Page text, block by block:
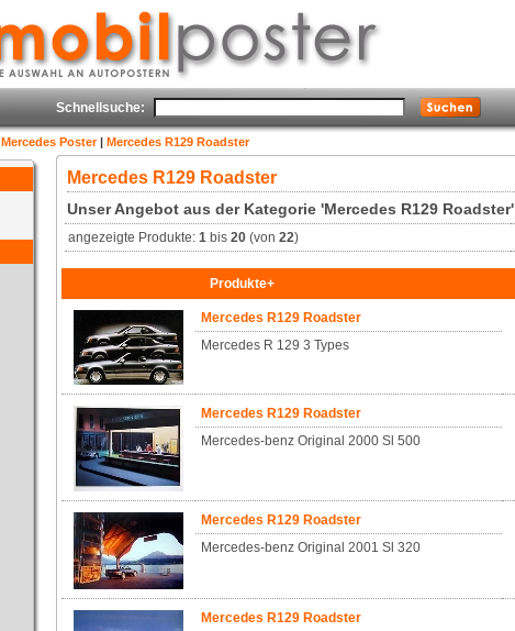
Schnellsuche:
Mercedes Poster| Mercedes R129 Roadster
Mercedes R129 Roadster
Unser Angebot aus der Kategorie 'Mercedes R129 Roadster'
angezeigte Produkte: 1bis 20(von 22)
Produkte+
Mercedes R129 Roadster
Mercedes R 129 3 Types
Mercedes R129 Roadster
Mercedes-benz Original 2000 Sl 500
Mercedes R129 Roadster
Mercedes-benz Original 2001 Sl 320
Mercedes R129 Roadster